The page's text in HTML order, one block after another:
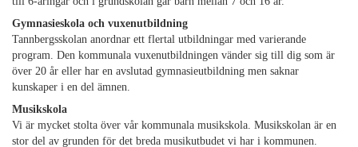
Gymnasieskola och vuxenutbildning
Tannbergsskolan anordnar ett flertal utbildningar med varierande
program. Den kommunala vuxenutbildningen vänder sig till dig som är
över 20 år eller har en avslutad gymnasieutbildning men saknar
kunskaper i en del ämnen.
Musikskola
Vi är mycket stolta över vår kommunala musikskola. Musikskolan är en
stor del av grunden för det breda musikutbudet vi har i kommunen.